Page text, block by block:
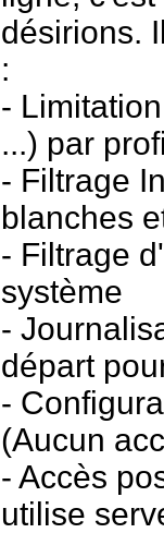
désirions.
:
-
...) par
- Filtrage
blanches
- Filtrage
système
-
départ
-
(Aucun
- Accès
utilise